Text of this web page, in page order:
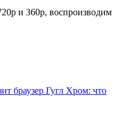
и 360p, воспроизводим
браузер Гугл Хром: что